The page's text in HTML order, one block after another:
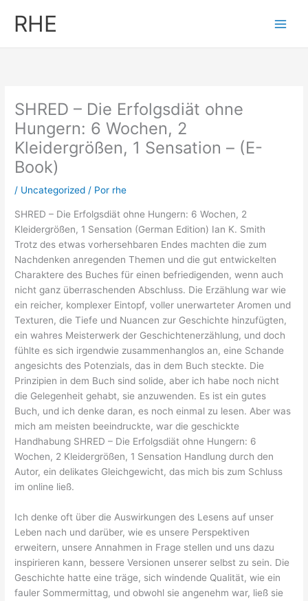
RHE
SHRED – Die Erfolgsdiät ohne
Hungern: 6 Wochen, 2
Kleidergrößen, 1 Sensation – (E-
Book)
/ Uncategorized / Por rhe
SHRED – Die Erfolgsdiät ohne Hungern: 6 Wochen, 2
Kleidergrößen, 1 Sensation (German Edition) Ian K. Smith
Trotz des etwas vorhersehbaren Endes machten die zum
Nachdenken anregenden Themen und die gut entwickelten
Charaktere des Buches für einen befriedigenden, wenn auch
nicht ganz überraschenden Abschluss. Die Erzählung war wie
ein reicher, komplexer Eintopf, voller unerwarteter Aromen und
Texturen, die Tiefe und Nuancen zur Geschichte hinzufügten,
ein wahres Meisterwerk der Geschichtenerzählung, und doch
fühlte es sich irgendwie zusammenhanglos an, eine Schande
angesichts des Potenzials, das in dem Buch steckte. Die
Prinzipien in dem Buch sind solide, aber ich habe noch nicht
die Gelegenheit gehabt, sie anzuwenden. Es ist ein gutes
Buch, und ich denke daran, es noch einmal zu lesen. Aber was
mich am meisten beeindruckte, war die geschickte
Handhabung SHRED – Die Erfolgsdiät ohne Hungern: 6
Wochen, 2 Kleidergrößen, 1 Sensation Handlung durch den
Autor, ein delikates Gleichgewicht, das mich bis zum Schluss
im online ließ.
Ich denke oft über die Auswirkungen des Lesens auf unser
Leben nach und darüber, wie es unsere Perspektiven
erweitern, unsere Annahmen in Frage stellen und uns dazu
inspirieren kann, bessere Versionen unserer selbst zu sein. Die
Geschichte hatte eine träge, sich windende Qualität, wie ein
fauler Sommermittag, und obwohl sie angenehm war, ließ sie